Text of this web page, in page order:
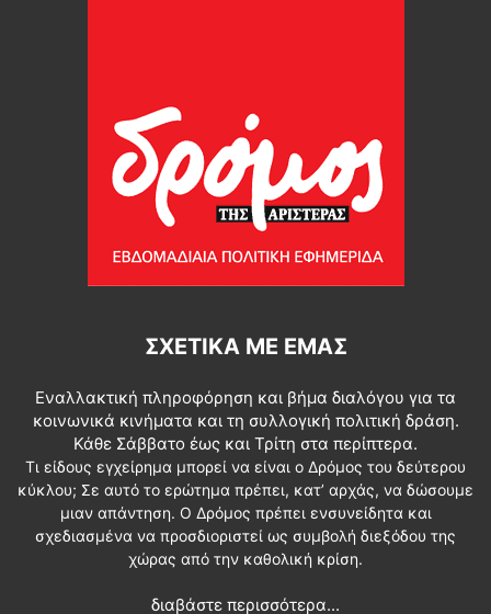
ΣΧΕΤΙΚΆ ΜΕ ΕΜΆΣ
Εναλλακτική πληροφόρηση και βήμα διαλόγου για τα
κοινωνικά κινήματα και τη συλλογική πολιτική δράση.
Κάθε Σάββατο έως και Τρίτη στα περίπτερα.
Τι είδους εγχείρημα μπορεί να είναι ο Δρόμος του δεύτερου
κύκλου; Σε αυτό το ερώτημα πρέπει, κατ’ αρχάς, να δώσουμε
μιαν απάντηση. Ο Δρόμος πρέπει ενσυνείδητα και
σχεδιασμένα να προσδιοριστεί ως συμβολή διεξόδου της
χώρας από την καθολική κρίση.
διαβάστε περισσότερα...